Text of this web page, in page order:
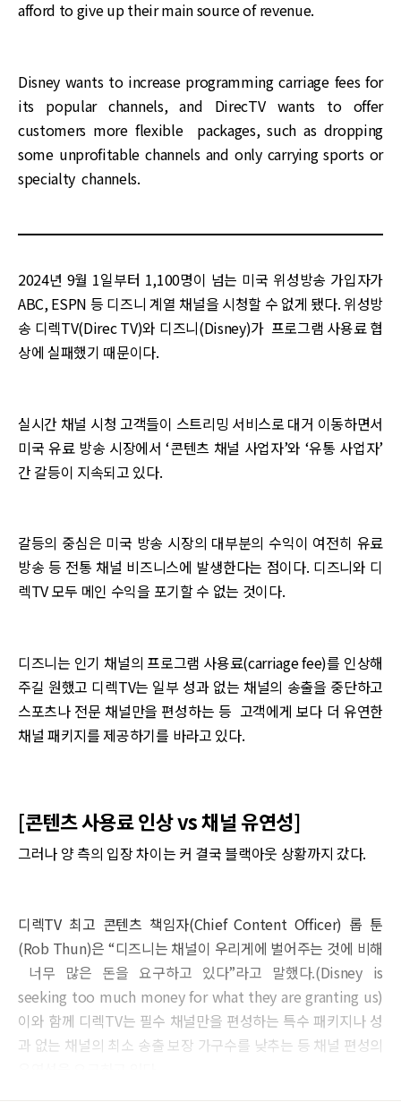
afford to give up their main source of revenue.
Disney wants to increase programming carriage fees for
its popular channels, and DirecTV wants to offer
customers more flexible packages, such as dropping
some unprofitable channels and only carrying sports or
specialty channels.
2024년 9월 1일부터 1,100명이 넘는 미국 위성방송 가입자가
ABC, ESPN 등 디즈니 계열 채널을 시청할 수 없게 됐다. 위성방
송 디렉TV(Direc TV)와 디즈니(Disney)가 프로그램 사용료 협
상에 실패했기 때문이다.
실시간 채널 시청 고객들이 스트리밍 서비스로 대거 이동하면서
미국 유료 방송 시장에서 ‘콘텐츠 채널 사업자’와 ‘유통 사업자’
간 갈등이 지속되고 있다.
갈등의 중심은 미국 방송 시장의 대부분의 수익이 여전히 유료
방송 등 전통 채널 비즈니스에 발생한다는 점이다. 디즈니와 디
렉TV 모두 메인 수익을 포기할 수 없는 것이다.
디즈니는 인기 채널의 프로그램 사용료(carriage fee)를 인상해
주길 원했고 디렉TV는 일부 성과 없는 채널의 송출을 중단하고
스포츠나 전문 채널만을 편성하는 등 고객에게 보다 더 유연한
채널 패키지를 제공하기를 바라고 있다.
[콘텐츠 사용료 인상 vs 채널 유연성]
그러나 양 측의 입장 차이는 커 결국 블랙아웃 상황까지 갔다.
디렉TV 최고 콘텐츠 책임자(Chief Content Officer) 롭 툰
(Rob Thun)은 “디즈니는 채널이 우리게에 벌어주는 것에 비해
너무 많은 돈을 요구하고 있다”라고 말했다.(Disney is
seeking too much money for what they are granting us)
이와 함께 디렉TV는 필수 채널만을 편성하는 특수 패키지나 성
과 없는 채널의 최소 송출 보장 가구수를 낮추는 등 채널 편성의